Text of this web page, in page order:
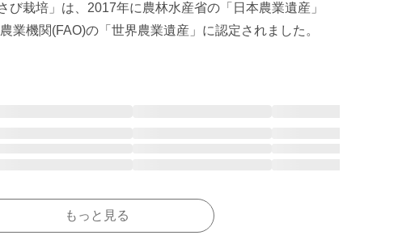
び栽培」は、2017年に農林水産省の「日本農業遺産」
業機関(FAO)の「世界農業遺産」に認定されました。
もっと見る